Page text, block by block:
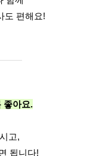
도 편해요!
좋아요.
고,
됩니다!